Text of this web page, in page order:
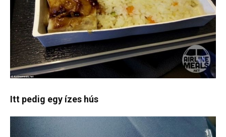
Itt pedig egy ízes hús